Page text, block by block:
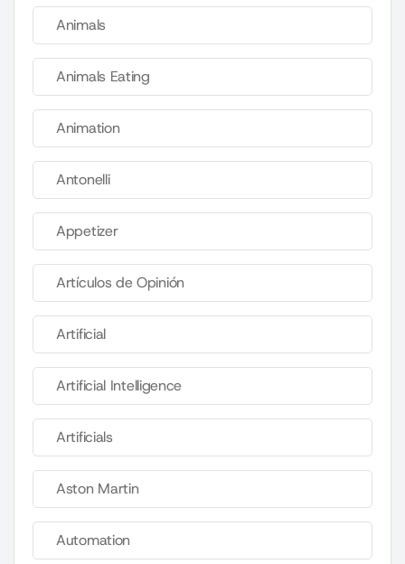
Animals
Animals Eating
Animation
Antonelli
Appetizer
Artículos de Opinión
Artificial
Artificial Intelligence
Artificials
Aston Martin
Automation